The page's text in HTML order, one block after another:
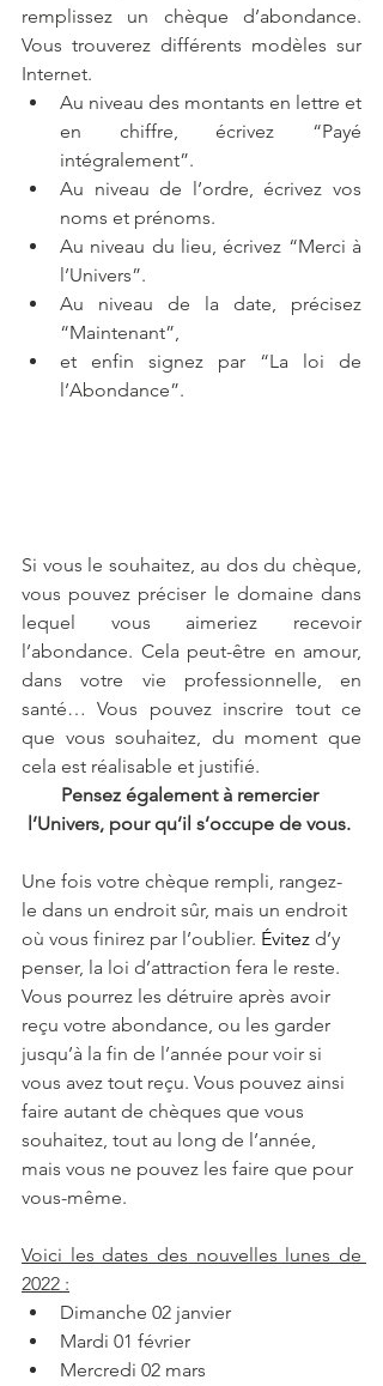
remplissez un chèque d’abondance.
Vous trouverez différents modèles sur
Internet.
Au niveau des montants en lettre et
en chiffre, écrivez “Payé
intégralement”.
Au niveau de l’ordre, écrivez vos
noms et prénoms.
Au niveau du lieu, écrivez “Merci à
l’Univers”.
Au niveau de la date, précisez
“Maintenant”,
et enfin signez par “La loi de
l’Abondance”.
Si vous le souhaitez, au dos du chèque,
vous pouvez préciser le domaine dans
lequel vous aimeriez recevoir
l’abondance. Cela peut-être en amour,
dans votre vie professionnelle, en
santé… Vous pouvez inscrire tout ce
que vous souhaitez, du moment que
cela est réalisable et justifié.
Pensez également à remercier
l’Univers, pour qu’il s’occupe de vous.
Une fois votre chèque rempli, rangez-
le dans un endroit sûr, mais un endroit
où vous finirez par l’oublier. Évitez d’y
penser, la loi d’attraction fera le reste.
Vous pourrez les détruire après avoir
reçu votre abondance, ou les garder
jusqu’à la fin de l’année pour voir si
vous avez tout reçu. Vous pouvez ainsi
faire autant de chèques que vous
souhaitez, tout au long de l’année,
mais vous ne pouvez les faire que pour
vous-même.
Voici les dates des nouvelles lunes de
2022 :
Dimanche 02 janvier
Mardi 01 février
Mercredi 02 mars